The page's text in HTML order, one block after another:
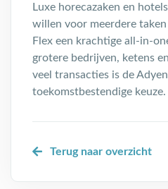
Luxe horecazaken en
willen voor meerdere
Flex een krachtige all-in-
grotere bedrijven, ketens
veel transacties is de
toekomstbestendige keuze.
Terug naar overzicht